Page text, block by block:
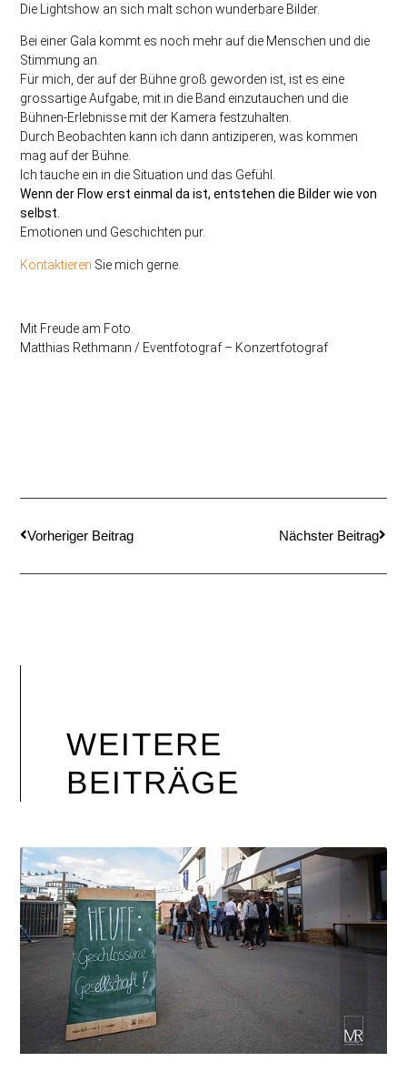
Die Lightshow an sich malt schon wunderbare Bilder.
Bei einer Gala kommt es noch mehr auf die Menschen und die
Stimmung an.
Für mich, der auf der Bühne groß geworden ist, ist es eine
grossartige Aufgabe, mit in die Band einzutauchen und die
Bühnen-Erlebnisse mit der Kamera festzuhalten.
Durch Beobachten kann ich dann antiziperen, was kommen
mag auf der Bühne.
Ich tauche ein in die Situation und das Gefühl.
Wenn der Flow erst einmal da ist, entstehen die Bilder wie von
selbst.
Emotionen und Geschichten pur.
Kontaktieren Sie mich gerne.
Mit Freude am Foto.
Matthias Rethmann / Eventfotograf – Konzertfotograf
Vorheriger Beitrag Nächster Beitrag
WEITERE
BEITRÄGE